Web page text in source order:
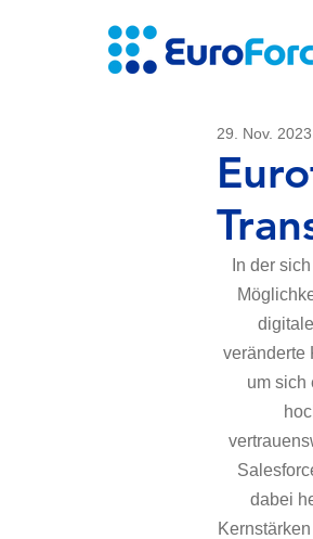
29. Nov. 2023
In der
veränderte
um sich
dabei